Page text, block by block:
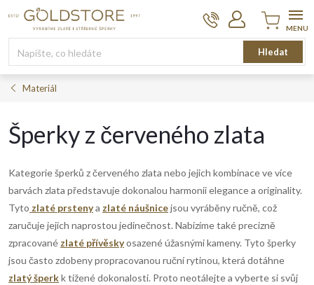
Hledat
Nákupní
košík
Materiál
Šperky z červeného zlata
Kategorie šperků z červeného zlata nebo jejich kombinace ve více
barvách zlata představuje dokonalou harmonii elegance a originality.
Tyto zlaté prstenya zlaté náušnicejsou vyráběny ručně, což
zaručuje jejich naprostou jedinečnost. Nabízíme také precizně
zpracované zlaté přívěskyosazené úžasnými kameny. Tyto šperky
jsou často zdobeny propracovanou ruční rytinou, která dotáhne
zlatý šperkk tížené dokonalosti. Proto neotálejte a vyberte si svůj